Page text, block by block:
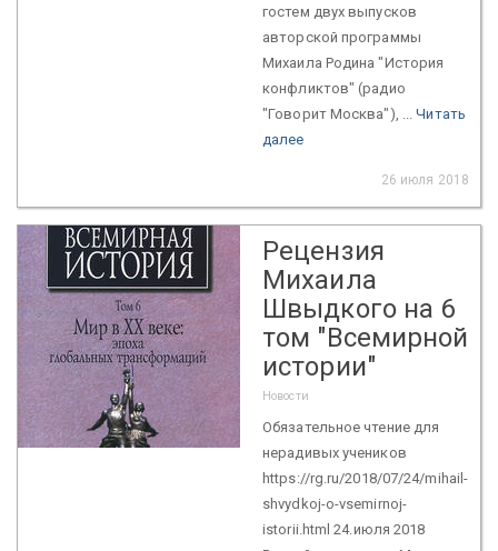
гостем двух выпусков
авторской программы
Михаила Родина "История
конфликтов" (радио
"Говорит Москва"), ...Читать
далее
26 июля 2018
Рецензия
Михаила
Швыдкого на 6
том "Всемирной
истории"
Новости
Обязательное чтение для
нерадивых учеников
https://rg.ru/2018/07/24/mihail-
shvydkoj-o-vsemirnoj-
istorii.html 24.июля 2018